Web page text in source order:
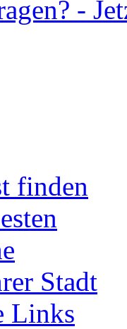
-
finden
Stadt
Links